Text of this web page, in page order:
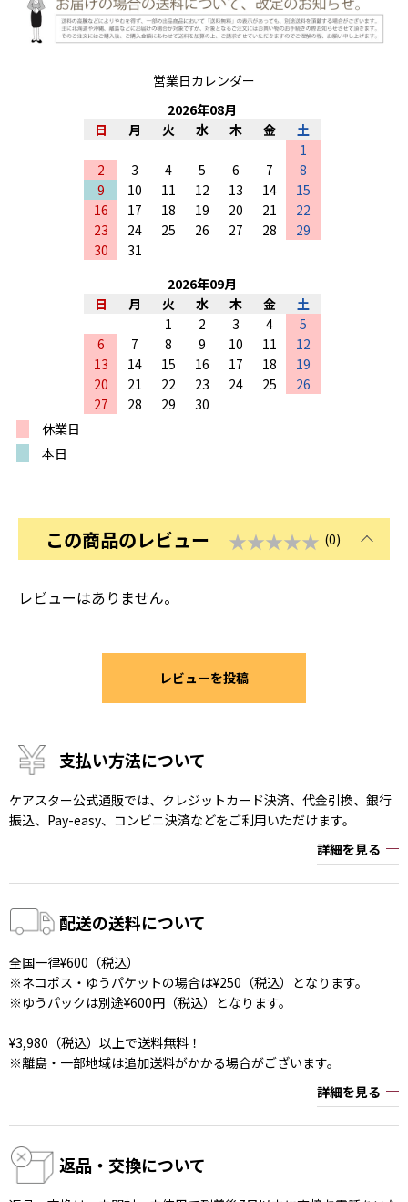
営業日カレンダー
2026年08月
日
月 火 水 木 金
土
1
2
3 4 5 6 7
8
9
10 11 12 13 14
15
16
17 18 19 20 21
22
23
24 25 26 27 28
29
30
31
2026年09月
日
月 火 水 木 金
土
1
2 3 4
5
6
7 8 9 10 11
12
13
14 15 16 17 18
19
20
21 22 23 24 25
26
27
28 29
30
休業日
本日
この商品のレビュー ★★★★★ (0)
レビューはありません。
レビューを投稿
支払い方法について
ケアスター公式通販では、クレジットカード決済、代金引換、銀行
振込、Pay-easy、コンビニ決済などをご利用いただけます。
詳細を見る
配送の送料について
全国一律¥600（税込）
※ネコポス・ゆうパケットの場合は¥250（税込）となります。
※ゆうパックは別途¥600円（税込）となります。
¥3,980（税込）以上で送料無料！
※離島・一部地域は追加送料がかかる場合がございます。
詳細を見る
返品・交換について